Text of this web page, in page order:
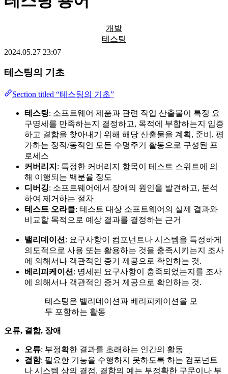
개발
테스팅
2024.05.27 23:07
테스팅의 기초
Section titled “테스팅의 기초”
테스팅: 소프트웨어 제품과 관련 작업 산출물이 특정 요
구명세를 만족하는지 결정하고, 목적에 부합하는지 입증
하고 결함을 찾아내기 위해 해당 산출물을 계획, 준비, 평
가하는 정적/동적인 모든 수명주기 활동으로 구성된 프
로세스
커버리지 : 특정한 커버리지 항목이 테스트 스위트에 의
해 이행되는 백분율 정도
디버깅: 소프트웨어에서 장애의 원인을 발견하고, 분석
하여 제거하는 절차
테스트 오라클: 테스트 대상 소프트웨어의 실제 결과와
비교할 목적으로 예상 결과를 결정하는 근거
밸리데이션 : 요구사항이 컴포넌트나 시스템을 특정하게
의도적으로 사용 또는 활용하는 것을 충족시키는지 조사
에 의해서나 객관적인 증거 제공으로 확인하는 것.
베리피케이션 : 명세된 요구사항이 충족되었는지를 조사
에 의해서나 객관적인 증거 제공으로 확인하는 것.
테스팅은 밸리데이션과 베리피케이션을 모
두 포함하는 활동
오류, 결함, 장애
오류: 부정확한 결과를 초래하는 인간의 활동
결함: 필요한 기능을 수행하지 못하도록 하는 컴포넌트
나 시스템 상의 결점. 결함의 예는 부정확한 구문이나 부